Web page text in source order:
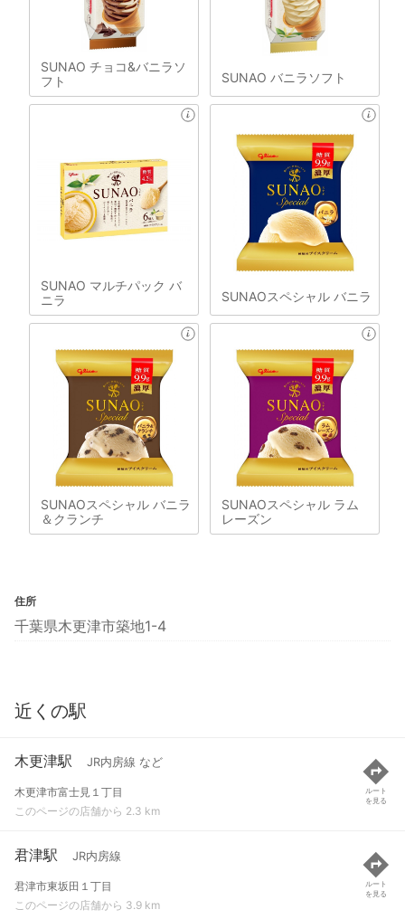
SUNAO チョコ&バニラソ
フト
SUNAO バニラソフト
SUNAO マルチパック バ
ニラ
SUNAOスペシャル バニラ
SUNAOスペシャル バニラ
＆クランチ
SUNAOスペシャル ラム
レーズン
住所
千葉県木更津市築地1-4
近くの駅
木更津駅 JR内房線 など
木更津市富士見１丁目
このページの店舗から 2.3 km
ルート
を見る
君津駅 JR内房線
君津市東坂田１丁目
このページの店舗から 3.9 km
ルート
を見る